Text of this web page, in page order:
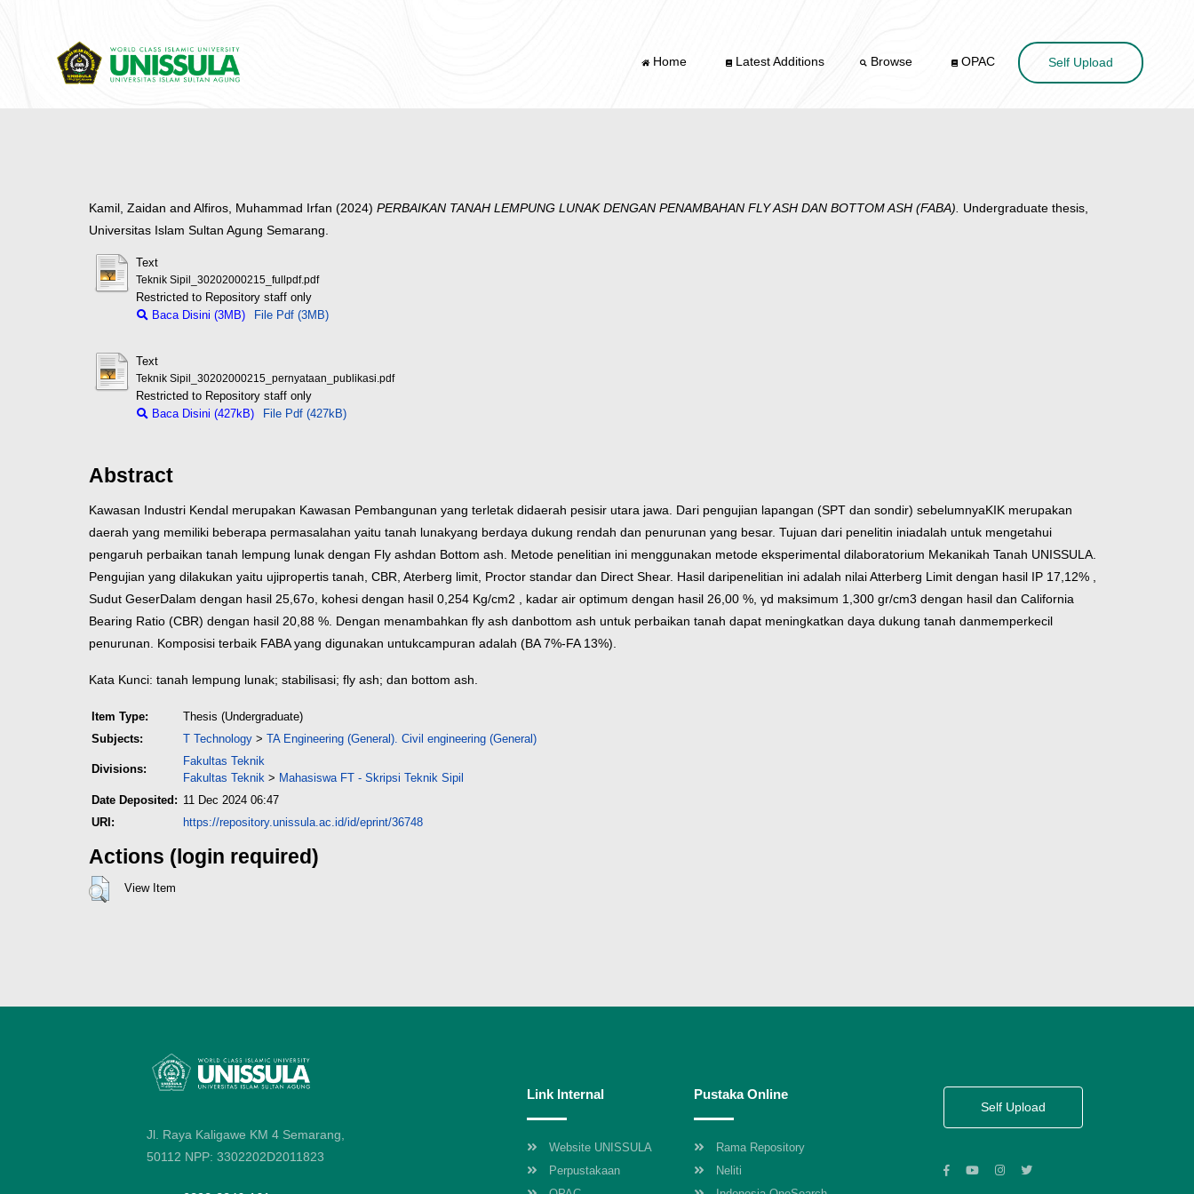
Home Latest Additions Browse OPAC Self Upload
Kamil, Zaidan and Alfiros, Muhammad Irfan (2024) PERBAIKAN TANAH LEMPUNG LUNAK DENGAN PENAMBAHAN FLY ASH DAN BOTTOM ASH (FABA). Undergraduate thesis,
Universitas Islam Sultan Agung Semarang.
Text
Teknik Sipil_30202000215_fullpdf.pdf
Restricted to Repository staff only
Baca Disini (3MB)
File Pdf (3MB)
Text
Teknik Sipil_30202000215_pernyataan_publikasi.pdf
Restricted to Repository staff only
Baca Disini (427kB)
File Pdf (427kB)
Abstract
Kawasan Industri Kendal merupakan Kawasan Pembangunan yang terletak didaerah pesisir utara jawa. Dari pengujian lapangan (SPT dan sondir) sebelumnyaKIK merupakan
daerah yang memiliki beberapa permasalahan yaitu tanah lunakyang berdaya dukung rendah dan penurunan yang besar. Tujuan dari penelitin iniadalah untuk mengetahui
pengaruh perbaikan tanah lempung lunak dengan Fly ashdan Bottom ash. Metode penelitian ini menggunakan metode eksperimental dilaboratorium Mekanikah Tanah UNISSULA.
Pengujian yang dilakukan yaitu ujipropertis tanah, CBR, Aterberg limit, Proctor standar dan Direct Shear. Hasil daripenelitian ini adalah nilai Atterberg Limit dengan hasil IP 17,12% ,
Sudut GeserDalam dengan hasil 25,67o, kohesi dengan hasil 0,254 Kg/cm2 , kadar air optimum dengan hasil 26,00 %, γd maksimum 1,300 gr/cm3 dengan hasil dan California
Bearing Ratio (CBR) dengan hasil 20,88 %. Dengan menambahkan fly ash danbottom ash untuk perbaikan tanah dapat meningkatkan daya dukung tanah danmemperkecil
penurunan. Komposisi terbaik FABA yang digunakan untukcampuran adalah (BA 7%-FA 13%).
Kata Kunci: tanah lempung lunak; stabilisasi; fly ash; dan bottom ash.
Item Type:
Thesis (Undergraduate)
Subjects:
T Technology > TA Engineering (General). Civil engineering (General)
Divisions:
Fakultas Teknik
Fakultas Teknik > Mahasiswa FT - Skripsi Teknik Sipil
Date Deposited: 11 Dec 2024 06:47
URI:
https://repository.unissula.ac.id/id/eprint/36748
Actions (login required)
View Item
Jl. Raya Kaligawe KM 4 Semarang,
50112 NPP: 3302202D2011823
Link Internal
Website UNISSULA
Perpustakaan
Pustaka Online
Rama Repository
Neliti
Self Upload